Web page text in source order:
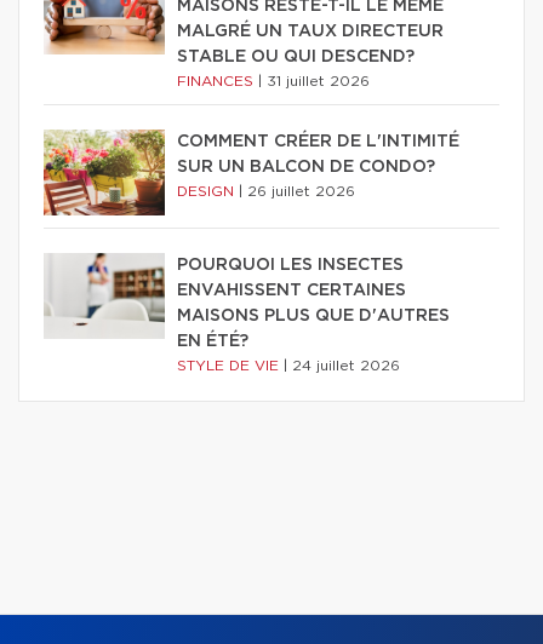
MAISONS RESTE-T-IL LE MÊME
MALGRÉ UN TAUX DIRECTEUR
STABLE OU QUI DESCEND?
FINANCES 31 juillet 2026
COMMENT CRÉER DE L'INTIMITÉ
SUR UN BALCON DE CONDO?
DESIGN 26 juillet 2026
POURQUOI LES INSECTES
ENVAHISSENT CERTAINES
MAISONS PLUS QUE D'AUTRES
EN ÉTÉ?
STYLE DE VIE 24 juillet 2026